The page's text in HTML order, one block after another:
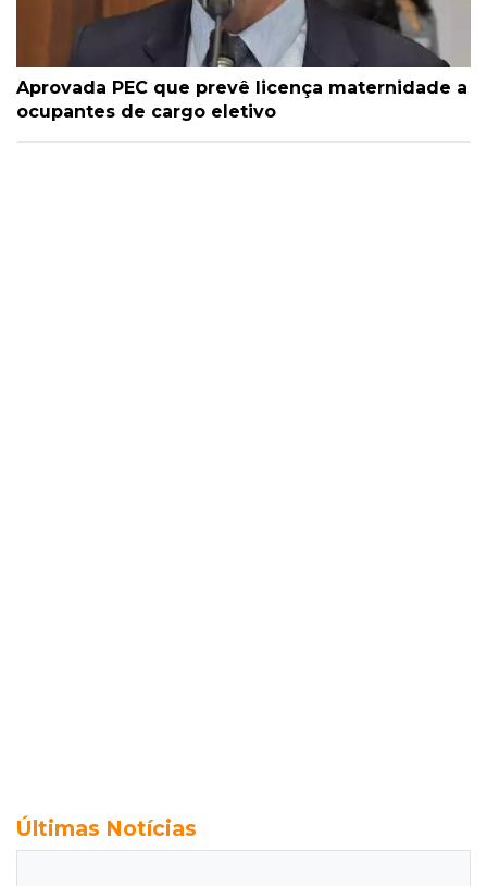
Aprovada PEC que prevê licença maternidade a
ocupantes de cargo eletivo
Últimas Notícias